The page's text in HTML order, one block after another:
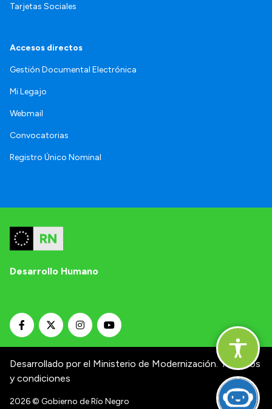
Tarjetas Sociales
Accesos directos
Gestión Documental Electrónica
Mi Legajo
Webmail
Convocatorias
Registro Único Nominal
Desarrollo Humano
Desarrollado por el Ministerio de Modernización. Términos
y condiciones
2026© Gobierno de Río Negro